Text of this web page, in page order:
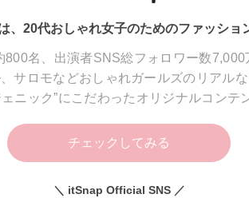
、20代おしゃれ女子のためのファッシ
800名、出演者SNS総フォロワー数7,000
サロモなどおしゃれガールズのリアル
ニック”にこだわったオリジナルコンテ
チェックしてみる
＼ itSnap Official SNS ／